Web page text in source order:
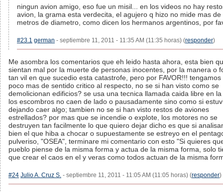
ningun avion amigo, eso fue un misil... en los videos no hay
avion, la grama esta verdecita, el agujero q hizo no mide mas de
metros de diametro, como dicen los hermanos argentinos, por
#23.1 german - septiembre 11, 2011 - 11:35 AM (11:35 horas) (responder)
Me asombra los comentarios que eh leido hasta ahora, esta bien
sientan mal por la muerte de personas inocentes, por la manera o
tan vil en que sucedio esta catastrofe, pero por FAVOR!!! tengamos
poco mas de sentido critico al respecto, no se si han visto como se
demolicionan edificios? se usa una tecnica llamada caida libre en la
los escombros no caen de lado o pausadamente sino como si
dejando caer algo; tambien no se si han visto restos de aviones
estrellados? por mas que se incendie o explote, los motores no se
destruyen tan facilmente lo que quiero dejar dicho es que si
bien el que hiba a chocar o supuestamente se estreyo en el
pulveriso, "OSEA", terminare mi comentario con esto "Si quieres
pueblo piense de la misma forma y actua de la misma forma, solo
que crear el caos en el y veras como todos actuan de la misma
#24 Julio A. Cruz S. - septiembre 11, 2011 - 11:05 AM (11:05 horas) (responder)